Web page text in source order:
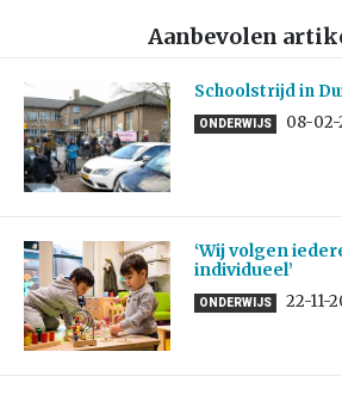
Aanbevolen
Schoolstrijd in
ONDERWIJS 08-02-
‘Wij volgen
individueel’
ONDERWIJS 22-11-